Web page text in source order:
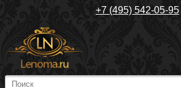
+7 (495) 542-05-95